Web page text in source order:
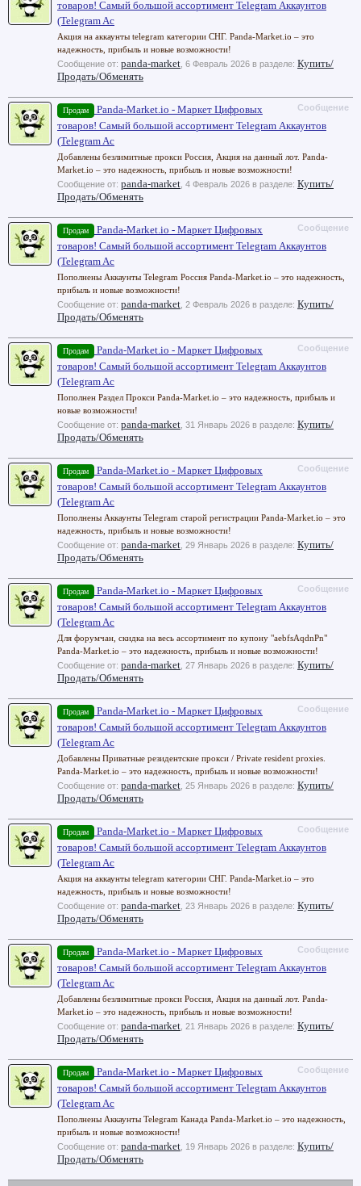
товаров! Самый большой ассортимент Telegram Аккаунтов
(Telegram Ac
Акция на аккаунты telegram категории СНГ. Panda-Market.io – это
надежность, прибыль и новые возможности!
Сообщение от: panda-market 6 Февраль 2026 в разделе: Купить/
Продать/Обменять
Сообщение
Продам
Panda-Market.io - Маркет Цифровых
товаров! Самый большой ассортимент Telegram Аккаунтов
(Telegram Ac
Добавлены безлимитные прокси Россия, Акция на данный лот. Panda-
Market.io – это надежность, прибыль и новые возможности!
Сообщение от: panda-market 4 Февраль 2026 в разделе: Купить/
Продать/Обменять
Сообщение
Продам
Panda-Market.io - Маркет Цифровых
товаров! Самый большой ассортимент Telegram Аккаунтов
(Telegram Ac
Пополнены Аккаунты Telegram Россия Panda-Market.io – это надежность,
прибыль и новые возможности!
Сообщение от: panda-market 2 Февраль 2026 в разделе: Купить/
Продать/Обменять
Сообщение
Продам
Panda-Market.io - Маркет Цифровых
товаров! Самый большой ассортимент Telegram Аккаунтов
(Telegram Ac
Пополнен Раздел Прокси Panda-Market.io – это надежность, прибыль и
новые возможности!
Сообщение от: panda-market 31 Январь 2026 в разделе: Купить/
Продать/Обменять
Сообщение
Продам
Panda-Market.io - Маркет Цифровых
товаров! Самый большой ассортимент Telegram Аккаунтов
(Telegram Ac
Пополнены Аккаунты Telegram старой регистрации Panda-Market.io – это
надежность, прибыль и новые возможности!
Сообщение от: panda-market 29 Январь 2026 в разделе: Купить/
Продать/Обменять
Сообщение
Продам
Panda-Market.io - Маркет Цифровых
товаров! Самый большой ассортимент Telegram Аккаунтов
(Telegram Ac
Для форумчан, скидка на весь ассортимент по купону "aebfsAqdnPn"
Panda-Market.io – это надежность, прибыль и новые возможности!
Сообщение от: panda-market 27 Январь 2026 в разделе: Купить/
Продать/Обменять
Сообщение
Продам
Panda-Market.io - Маркет Цифровых
товаров! Самый большой ассортимент Telegram Аккаунтов
(Telegram Ac
Добавлены Приватные резидентские прокси / Private resident proxies.
Panda-Market.io – это надежность, прибыль и новые возможности!
Сообщение от: panda-market 25 Январь 2026 в разделе: Купить/
Продать/Обменять
Сообщение
Продам
Panda-Market.io - Маркет Цифровых
товаров! Самый большой ассортимент Telegram Аккаунтов
(Telegram Ac
Акция на аккаунты telegram категории СНГ. Panda-Market.io – это
надежность, прибыль и новые возможности!
Сообщение от: panda-market 23 Январь 2026 в разделе: Купить/
Продать/Обменять
Сообщение
Продам
Panda-Market.io - Маркет Цифровых
товаров! Самый большой ассортимент Telegram Аккаунтов
(Telegram Ac
Добавлены безлимитные прокси Россия, Акция на данный лот. Panda-
Market.io – это надежность, прибыль и новые возможности!
Сообщение от: panda-market 21 Январь 2026 в разделе: Купить/
Продать/Обменять
Сообщение
Продам
Panda-Market.io - Маркет Цифровых
товаров! Самый большой ассортимент Telegram Аккаунтов
(Telegram Ac
Пополнены Аккаунты Telegram Канада Panda-Market.io – это надежность,
прибыль и новые возможности!
Сообщение от: panda-market 19 Январь 2026 в разделе: Купить/
Продать/Обменять